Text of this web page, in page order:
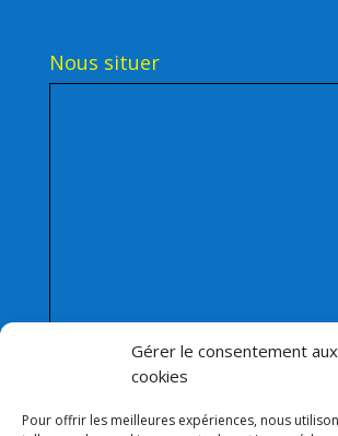
Gérer le consentement aux
cookies
Pour offrir les meilleures expériences, nous
Nous situer